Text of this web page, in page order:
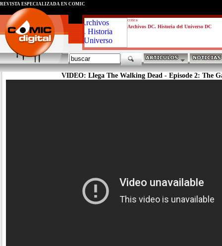
critica
Archivos DC. Historia del Universo DC
REVISTA ESPECIALIZADA EN CÓMIC
VIDEO: Llega The Walking Dead - Episode 2: The